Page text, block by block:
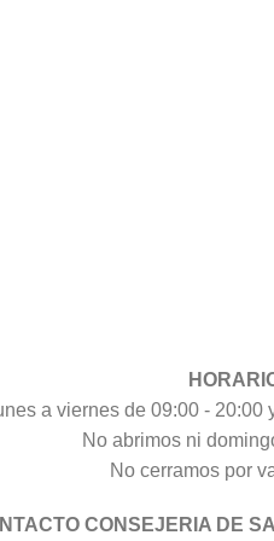
a viernes de 09:00 - 20:00
No abrimos ni
No cerramos por
CONSEJERIA DE